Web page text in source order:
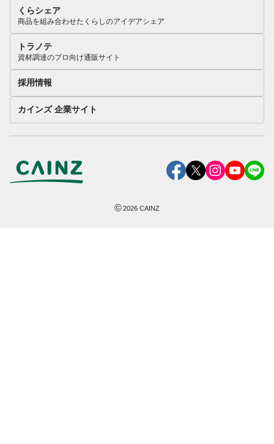
くらシェア
商品を組み合わせたくらしのアイデアシェア
トラノテ
資材調達のプロ向け通販サイト
採用情報
カインズ 企業サイト
©2026 CAINZ